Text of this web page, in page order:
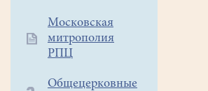
Московская
митрополия
РПЦ
Общецерковные